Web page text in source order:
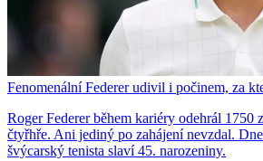
Fenomenální Federer udivil i počinem, za
Roger Federer během kariéry odehrál 1750
čtyřhře. Ani jediný po zahájení nevzdal.
švýcarský tenista slaví 45. narozeniny.